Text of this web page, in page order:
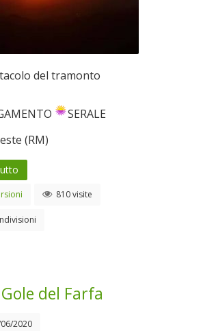
del tramonto
SERALE
(RM)
810 visite
del Farfa
2020